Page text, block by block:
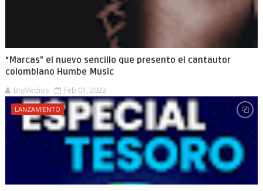
“Marcas” el nuevo sencillo que presento el cantautor
colombiano Humbe Music
BnjMedios Feb 01, 2023
LANZAMIENTO